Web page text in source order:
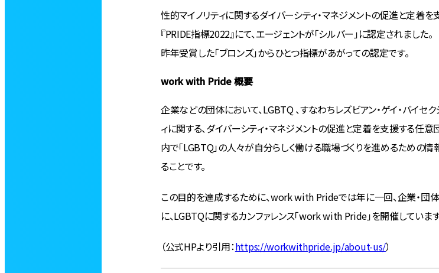
性的マイノリティに関するダイバーシティ・マネジメントの促進と定
『PRIDE指標2022』にて、エージェントが「シルバー」に認定されました。
昨年受賞した「ブロンズ」からひとつ指標があがっての認定です。
work with Pride 概要
企業などの団体において、LGBTQ 、すなわちレズビアン・ゲイ・バイセ
ィに関する、ダイバーシティ・マネジメントの促進と定着を支援する
内で「LGBTQ」の人々が自分らしく働ける職場づくりを進めるための
ることです。
この目的を達成するために、work with Prideでは年に一回、企業・団
に、LGBTQに関するカンファレンス「work with Pride」を開催しています
（公式HPより引用：https://workwithpride.jp/about-us/）